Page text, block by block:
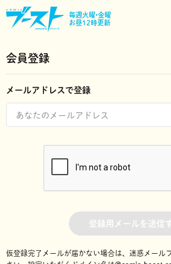
毎週火曜•金曜
お昼12時更新
会員登録
メールアドレスで登録
登録用メールを送信
仮登録完了メールが届かない場合は、迷惑メール